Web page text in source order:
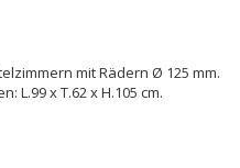
mit Rädern Ø 125 mm.
L.99 x T.62 x H.105 cm.